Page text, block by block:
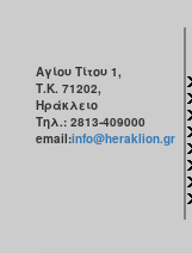
Αγίου Τίτου 1,
Τ.Κ. 71202,
Ηράκλειο
Τηλ.: 2813-409000
email:info@heraklion.gr